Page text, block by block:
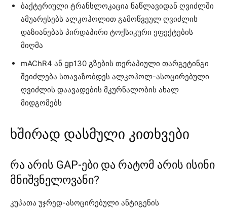
ბაქტერიული ტრანსლოკაცია ნაწლავიდან ღვიძლში
ამუარესებს ალკოჰოლით გამოწვეულ ღვიძლის
დაზიანებას პირდაპირი ტოქსიკური ეფექტების
მიღმა
mAChR4 ან gp130 გზების თერაპიული თარგეტინგი
შეიძლება სთავაზობდეს ალკოჰოლ-ასოცირებული
ღვიძლის დაავადების მკურნალობის ახალ
მიდგომებს
ხშირად დასმული კითხვები
რა არის GAP-ები და რატომ არის ისინი
მნიშვნელოვანი?
კუპათა უჯრედ-ასოცირებული ანტიგენის